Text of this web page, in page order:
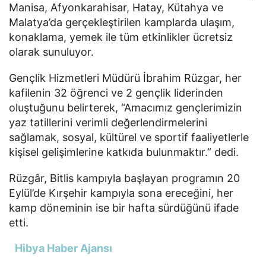
Manisa, Afyonkarahisar, Hatay, Kütahya ve
Malatya’da gerçekleştirilen kamplarda ulaşım,
konaklama, yemek ile tüm etkinlikler ücretsiz
olarak sunuluyor.
Gençlik Hizmetleri Müdürü İbrahim Rüzgar, her
kafilenin 32 öğrenci ve 2 gençlik liderinden
oluştuğunu belirterek, “Amacımız gençlerimizin
yaz tatillerini verimli değerlendirmelerini
sağlamak, sosyal, kültürel ve sportif faaliyetlerle
kişisel gelişimlerine katkıda bulunmaktır.” dedi.
Rüzgâr, Bitlis kampıyla başlayan programın 20
Eylül’de Kırşehir kampıyla sona ereceğini, her
kamp döneminin ise bir hafta sürdüğünü ifade
etti.
Hibya Haber Ajansı